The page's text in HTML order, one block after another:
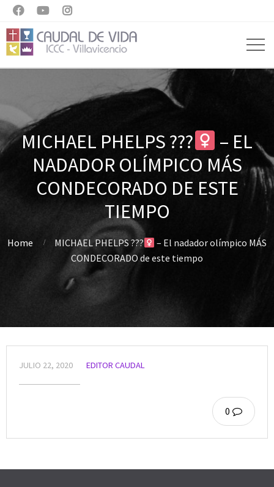
  
MICHAEL PHELPS ???‍
– EL
NADADOR OLÍMPICO MÁS
CONDECORADO DE ESTE
TIEMPO
Home MICHAEL PHELPS ???‍
– El nadador olímpico MÁS
CONDECORADO de este tiempo
JULIO 22, 2020 EDITOR CAUDAL
0